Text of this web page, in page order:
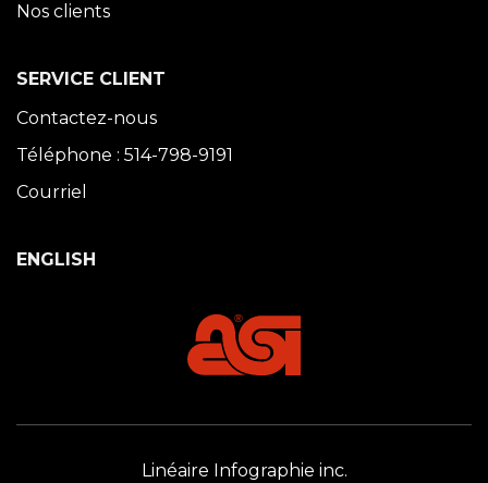
Nos clients
SERVICE CLIENT
Contactez-nous
Téléphone : 514-798-9191
Courriel
ENGLISH
Linéaire Infographie inc.